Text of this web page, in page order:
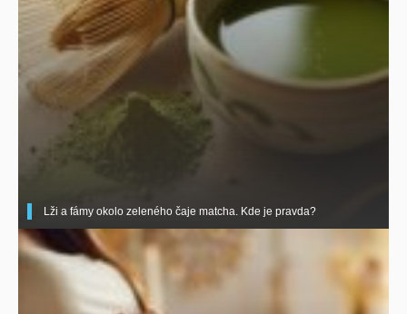
Lži a fámy okolo zeleného čaje matcha. Kde je pravda?